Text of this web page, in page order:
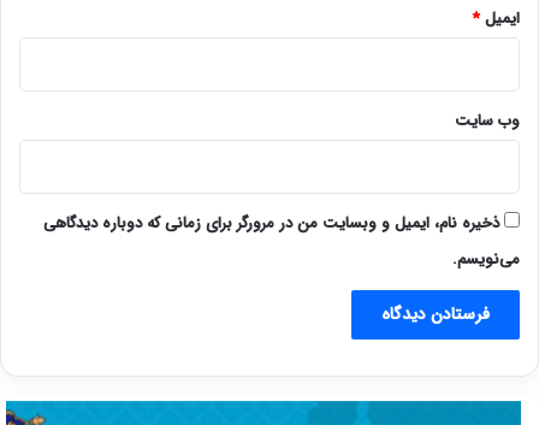
ایمیل*
وب‌ سایت
ذخیره نام، ایمیل و وبسایت من در مرورگر برای زمانی که دوباره دیدگاهی
می‌نویسم.